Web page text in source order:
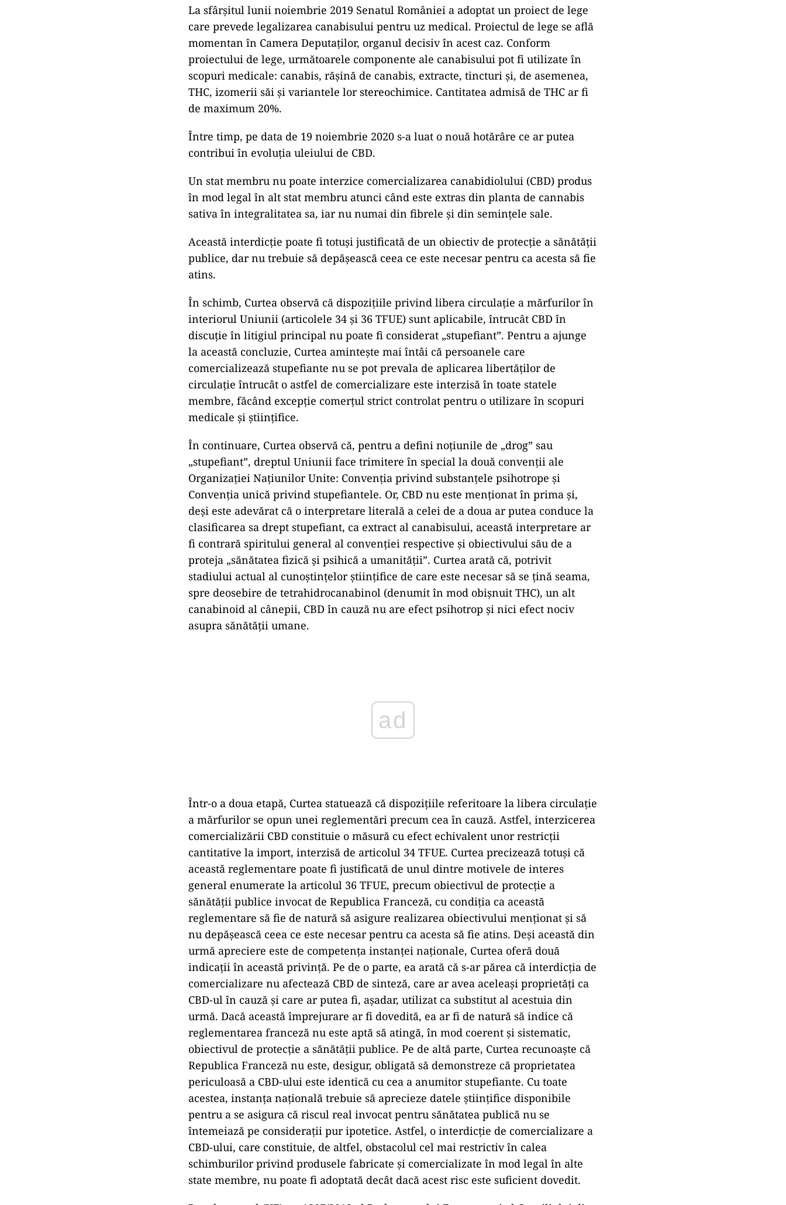
La sfârșitul lunii noiembrie 2019 Senatul României a adoptat un proiect de lege
care prevede legalizarea canabisului pentru uz medical. Proiectul de lege se află
momentan în Camera Deputaților, organul decisiv în acest caz. Conform
proiectului de lege, următoarele componente ale canabisului pot fi utilizate în
scopuri medicale: canabis, rășină de canabis, extracte, tincturi și, de asemenea,
THC, izomerii săi și variantele lor stereochimice. Cantitatea admisă de THC ar fi
de maximum 20%.
Între timp, pe data de 19 noiembrie 2020 s-a luat o nouă hotărâre ce ar putea
contribui în evoluția uleiului de CBD.
Un stat membru nu poate interzice comercializarea canabidiolului (CBD) produs
în mod legal în alt stat membru atunci când este extras din planta de cannabis
sativa în integralitatea sa, iar nu numai din fibrele și din semințele sale.
Această interdicție poate fi totuși justificată de un obiectiv de protecție a sănătății
publice, dar nu trebuie să depășească ceea ce este necesar pentru ca acesta să fie
atins.
În schimb, Curtea observă că dispozițiile privind libera circulație a mărfurilor în
interiorul Uniunii (articolele 34 și 36 TFUE) sunt aplicabile, întrucât CBD în
discuție în litigiul principal nu poate fi considerat „stupefiant”. Pentru a ajunge
la această concluzie, Curtea amintește mai întâi că persoanele care
comercializează stupefiante nu se pot prevala de aplicarea libertăților de
circulație întrucât o astfel de comercializare este interzisă în toate statele
membre, făcând excepție comerțul strict controlat pentru o utilizare în scopuri
medicale și științifice.
În continuare, Curtea observă că, pentru a defini noțiunile de „drog” sau
„stupefiant”, dreptul Uniunii face trimitere în special la două convenții ale
Organizației Națiunilor Unite: Convenția privind substanțele psihotrope și
Convenția unică privind stupefiantele. Or, CBD nu este menționat în prima și,
deși este adevărat că o interpretare literală a celei de a doua ar putea conduce la
clasificarea sa drept stupefiant, ca extract al canabisului, această interpretare ar
fi contrară spiritului general al convenției respective și obiectivului său de a
proteja „sănătatea fizică și psihică a umanității”. Curtea arată că, potrivit
stadiului actual al cunoștințelor științifice de care este necesar să se țină seama,
spre deosebire de tetrahidrocanabinol (denumit în mod obișnuit THC), un alt
canabinoid al cânepii, CBD în cauză nu are efect psihotrop și nici efect nociv
asupra sănătății umane.
ad
Într-o a doua etapă, Curtea statuează că dispozițiile referitoare la libera circulație
a mărfurilor se opun unei reglementări precum cea în cauză. Astfel, interzicerea
comercializării CBD constituie o măsură cu efect echivalent unor restricții
cantitative la import, interzisă de articolul 34 TFUE. Curtea precizează totuși că
această reglementare poate fi justificată de unul dintre motivele de interes
general enumerate la articolul 36 TFUE, precum obiectivul de protecție a
sănătății publice invocat de Republica Franceză, cu condiția ca această
reglementare să fie de natură să asigure realizarea obiectivului menționat și să
nu depășească ceea ce este necesar pentru ca acesta să fie atins. Deși această din
urmă apreciere este de competența instanței naționale, Curtea oferă două
indicații în această privință. Pe de o parte, ea arată că s-ar părea că interdicția de
comercializare nu afectează CBD de sinteză, care ar avea aceleași proprietăți ca
CBD-ul în cauză și care ar putea fi, așadar, utilizat ca substitut al acestuia din
urmă. Dacă această împrejurare ar fi dovedită, ea ar fi de natură să indice că
reglementarea franceză nu este aptă să atingă, în mod coerent și sistematic,
obiectivul de protecție a sănătății publice. Pe de altă parte, Curtea recunoaște că
Republica Franceză nu este, desigur, obligată să demonstreze că proprietatea
periculoasă a CBD-ului este identică cu cea a anumitor stupefiante. Cu toate
acestea, instanța națională trebuie să aprecieze datele științifice disponibile
pentru a se asigura că riscul real invocat pentru sănătatea publică nu se
întemeiază pe considerații pur ipotetice. Astfel, o interdicție de comercializare a
CBD-ului, care constituie, de altfel, obstacolul cel mai restrictiv în calea
schimburilor privind produsele fabricate și comercializate în mod legal în alte
state membre, nu poate fi adoptată decât dacă acest risc este suficient dovedit.